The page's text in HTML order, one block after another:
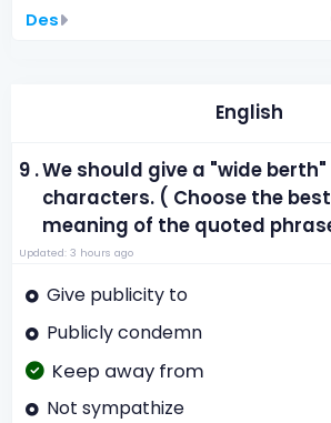
Des
English
9 .We should give a "wide
characters. ( Choose the
meaning of the quoted
Updated: 3 hours ago
Give publicity to
Publicly condemn
Keep away from
Not sympathize